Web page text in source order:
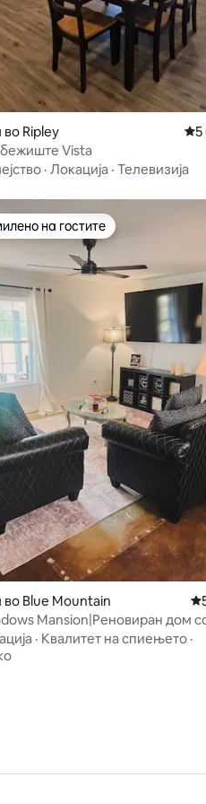
4,97 од 5, 71 рецензии
Ripley
5
Vista
· Локација · Телевизија
од 5, 85 рецензии
на гостите
на гостите
Blue Mountain
Mansion|Реновиран дом
соби•Wi-Fi•Тивко/Удобно
· Квалитет на спиењето ·